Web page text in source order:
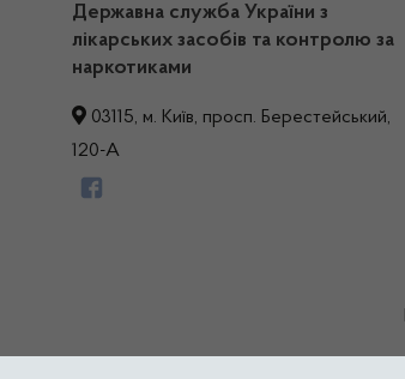
Державна служба України з
лікарських засобів та контролю за
наркотиками
03115, м. Київ, просп. Берестейський,
120-А